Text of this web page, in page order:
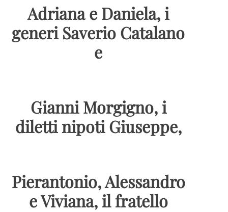
Adriana e Daniela, i
generi Saverio Catalano
e
Gianni Morgigno, i
diletti nipoti Giuseppe,
Pierantonio, Alessandro
e Viviana, il fratello